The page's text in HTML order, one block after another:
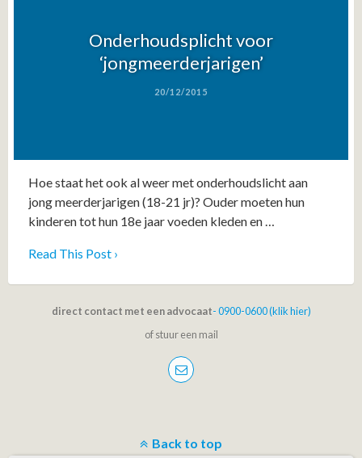
Onderhoudsplicht voor
‘jongmeerderjarigen’
20/12/2015
Hoe staat het ook al weer met onderhoudslicht aan
jong meerderjarigen (18-21 jr)? Ouder moeten hun
kinderen tot hun 18e jaar voeden kleden en …
Read This Post ›
direct contact met een advocaat- 0900-0600 (klik hier)
of stuur een mail
Back to top